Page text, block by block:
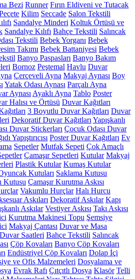
Bezi Runner Fırın Eldiveni ve Tutacak
Kilim Seccade Salon Tekstili
Sandalye Minderi Koltuk Örtüsü ve
Sandalye Kılıfı Bahçe Tekstili Salıncak
Tekstili Bebek Yorganı Bebek
Takımı Bebek Battaniyesi Bebek
Banyo Paspasları Banyo Bakım
Bornoz Peştemal Havlu Duvar
Çerçeveli Ayna Makyaj Aynası Boy
Yatak Odası Aynası Parçalı Ayna
Aynası Ayaklı Ayna Tablo Poster
Halısı ve Örtüsü Duvar Kağıtları
3 Boyutlu Duvar Kağıtları Duvar
Dekoratif Duvar Kağıtları Yapışkanlı
Duvar Stickerları Çocuk Odası Duvar
Yapıştırıcısı Poster Duvar Kağıtları Ev
Sepetler Mutfak Sepeti Çok Amaçlı
Çamaşır Sepetleri Kutular Makyaj
Plastik Kutular Kumaş Kutular
Kutuları Saklama Kutusu
Kutusu Çamaşır Kurutma Askısı
Vakumlu Hurçlar Halı Hurcu
Askıları Dekoratif Askılar Kapı
Askılar Vestiyer Askısı Takı Askısı
Kurutma Makinesi Topu Şemsiye
Makyaj Çantası Duvar ve Masa
Duvar Saatleri Bahçe Tekstili Salıncak
Çöp Kovaları Banyo Çöp Kovaları
Endüstriyel Çöp Kovaları Dolap İçi
ve Ofis Malzemeleri Dosyalama ve
Evrak Rafı Çıtçıtlı Dosya Klasör Telli